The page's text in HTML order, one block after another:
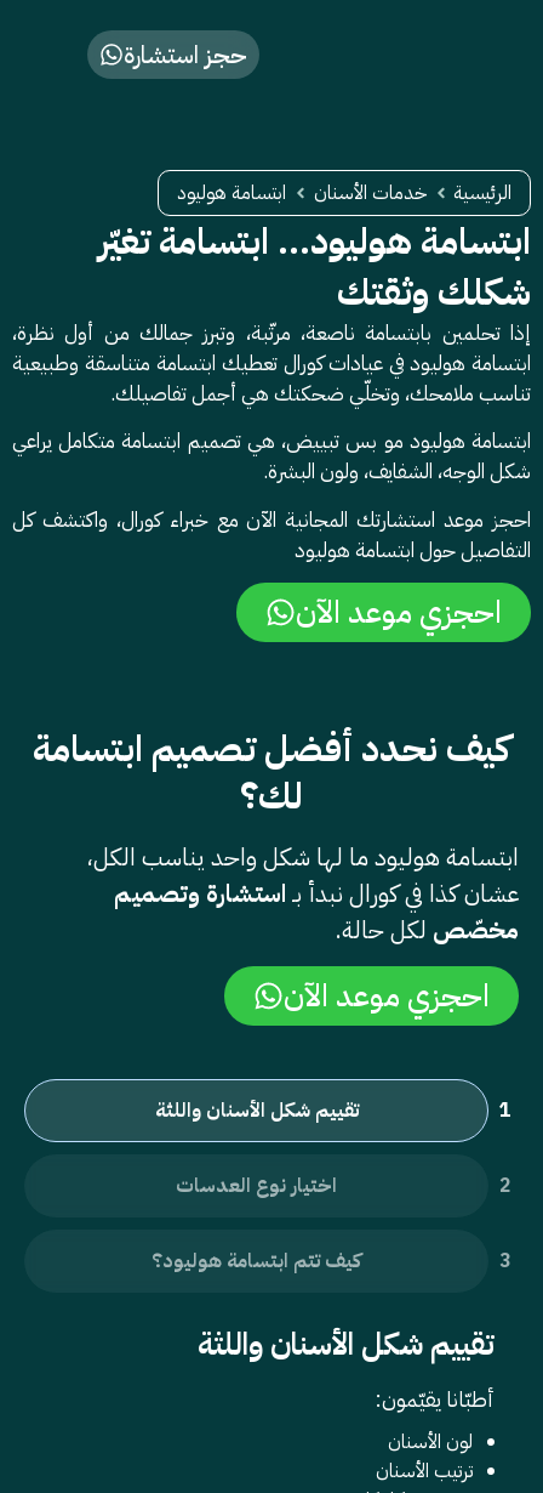
حجز استشارة
الرئيسية خدمات الأسنان ابتسامة هوليود
ابتسامة هوليود… ابتسامة تغيّر
شكلك وثقتك
إذا تحلمين بابتسامة ناصعة، مرتّبة، وتبرز جمالك من أول نظرة،
ابتسامة هوليود في عيادات كورال تعطيك ابتسامة متناسقة وطبيعية
تناسب ملامحك، وتخلّي ضحكتك هي أجمل تفاصيلك.
ابتسامة هوليود مو بس تبييض، هي تصميم ابتسامة متكامل يراعي
شكل الوجه، الشفايف، ولون البشرة.
احجز موعد استشارتك المجانية الآن مع خبراء كورال، واكتشف كل
التفاصيل حول ابتسامة هوليود
احجزي موعد الآن
كيف نحدد أفضلتصميم ابتسامة
لك؟
ابتسامة هوليود ما لها شكل واحد يناسب الكل،
عشان كذا في كورال نبدأ بـ استشارة وتصميم
مخصّص لكل حالة.
احجزي موعد الآن
تقييم شكل الأسنان واللثة
اختيار نوع العدسات
كيف تتم ابتسامة هوليود؟
تقييم شكل الأسنان واللثة
أطبّانا يقيّمون:
لون الأسنان
ترتيب الأسنان